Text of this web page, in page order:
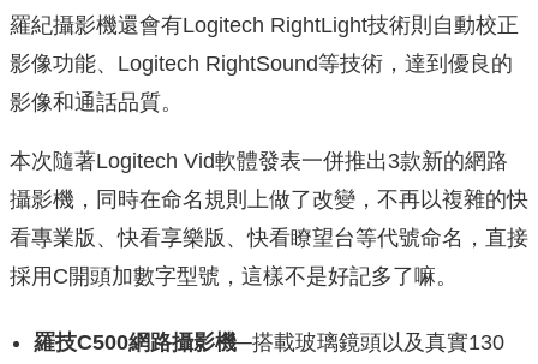
羅紀攝影機還會有Logitech RightLight技術則自動校正
影像功能、Logitech RightSound等技術，達到優良的
影像和通話品質。
本次隨著Logitech Vid軟體發表一併推出3款新的網路
攝影機，同時在命名規則上做了改變，不再以複雜的快
看專業版、快看享樂版、快看瞭望台等代號命名，直接
採用C開頭加數字型號，這樣不是好記多了嘛。
羅技C500網路攝影機─搭載玻璃鏡頭以及真實130